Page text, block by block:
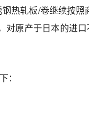
热轧板/卷继续按照
对原产于日本的进
：